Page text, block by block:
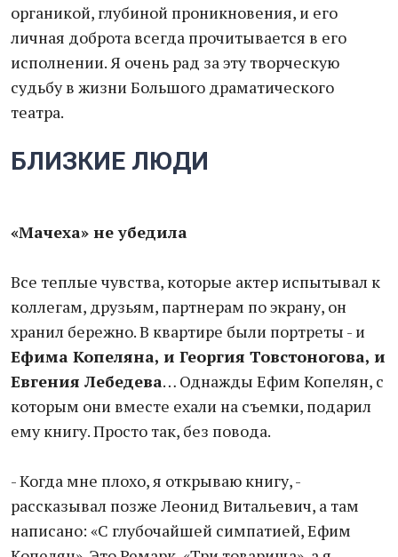
органикой, глубиной проникновения, и его
личная доброта всегда прочитывается в его
исполнении. Я очень рад за эту творческую
судьбу в жизни Большого драматического
театра.
БЛИЗКИЕ ЛЮДИ
«Мачеха» не убедила
Все теплые чувства, которые актер испытывал к
коллегам, друзьям, партнерам по экрану, он
хранил бережно. В квартире были портреты - и
Ефима Копеляна, и Георгия Товстоногова, и
Евгения Лебедева… Однажды Ефим Копелян, с
которым они вместе ехали на съемки, подарил
ему книгу. Просто так, без повода.
- Когда мне плохо, я открываю книгу, -
рассказывал позже Леонид Витальевич, а там
написано: «С глубочайшей симпатией, Ефим